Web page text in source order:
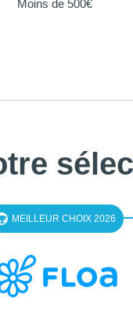
Moins de 500€
MEILLEUR CHOIX 2026